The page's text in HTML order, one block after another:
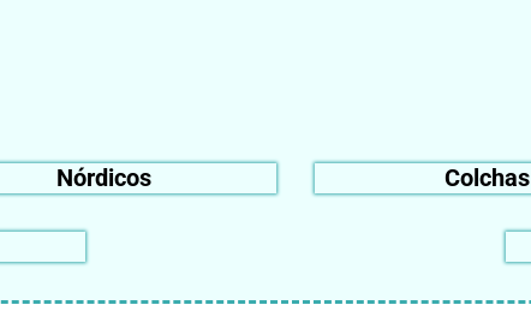
Nórdicos Colchas